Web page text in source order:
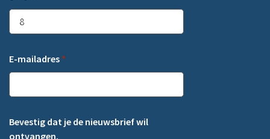
E-mailadres *
Bevestig dat je de nieuwsbrief wil
ontvangen.